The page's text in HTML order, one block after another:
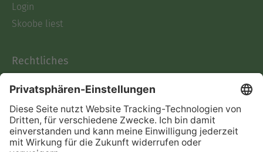
Login
Skoobe liest
Rechtliches
AGB
Informationen nach Data
Act
Verträge hier kündigen